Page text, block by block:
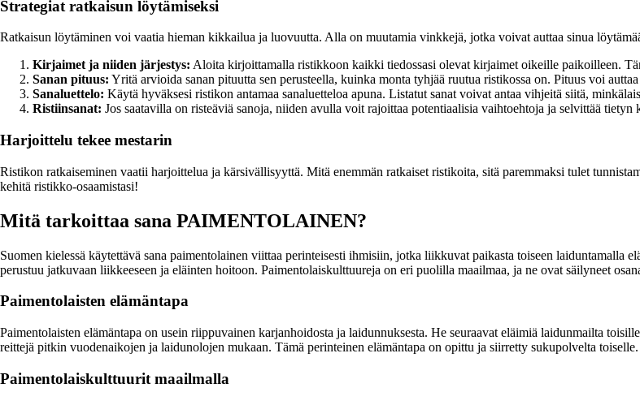
Strategiat ratkaisun löytämiseksi
Ratkaisun löytäminen voi vaatia hieman kikkailua ja luovuutta. Alla on muutamia vinkkejä, jotka voivat auttaa sinua
Kirjaimet ja niiden järjestys: Aloita kirjoittamalla ristikkoon kaikki tiedossasi olevat kirjaimet oikeille paikoilleen.
Sanan pituus: Yritä arvioida sanan pituutta sen perusteella, kuinka monta tyhjää ruutua ristikossa on. Pituus voi
Sanaluettelo: Käytä hyväksesi ristikon antamaa sanaluetteloa apuna. Listatut sanat voivat antaa vihjeitä siitä,
Ristiinsanat: Jos saatavilla on risteäviä sanoja, niiden avulla voit rajoittaa potentiaalisia vaihtoehtoja ja selvittää tietyn
Harjoittelu tekee mestarin
Ristikon ratkaiseminen vaatii harjoittelua ja kärsivällisyyttä. Mitä enemmän ratkaiset ristikoita, sitä paremmaksi tulet
kehitä ristikko-osaamistasi!
Mitä tarkoittaa sana PAIMENTOLAINEN?
Suomen kielessä käytettävä sana paimentolainen viittaa perinteisesti ihmisiin, jotka liikkuvat paikasta toiseen laiduntamalla
perustuu jatkuvaan liikkeeseen ja eläinten hoitoon. Paimentolaiskulttuureja on eri puolilla maailmaa, ja ne ovat säilyneet
Paimentolaisten elämäntapa
Paimentolaisten elämäntapa on usein riippuvainen karjanhoidosta ja laidunnuksesta. He seuraavat eläimiä laidunmailta
reittejä pitkin vuodenaikojen ja laidunolojen mukaan. Tämä perinteinen elämäntapa on opittu ja siirretty sukupolvelta toiselle.
Paimentolaiskulttuurit maailmalla